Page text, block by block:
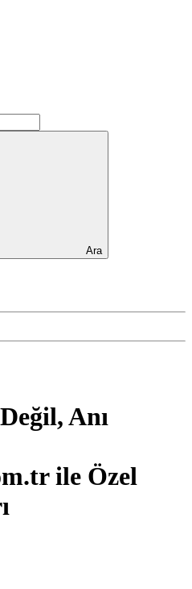
Ara
Anı
ile Özel